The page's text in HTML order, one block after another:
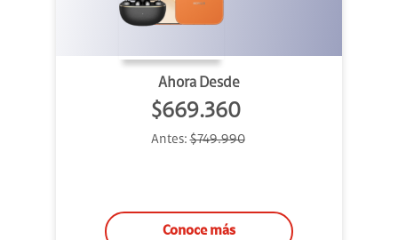
Ahora Desde
$669.360
Antes:$749.990
Conoce más